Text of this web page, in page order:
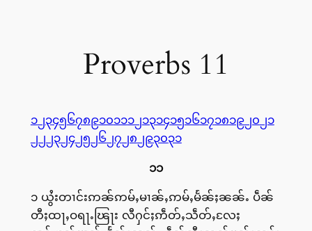
Proverbs 11
၁၂၃၄၅၆၇၈၉၁၀၁၁၁၂၁၃၁၄၁၅၁၆၁၇၁၈၁၉၂၀ ၂၁
၂၂ ၂၃၂၄၂၅ ၂၆၂၇ ၂၈ ၂၉၃၀၃၁
၁၁
၁ ယွႆးတၢင်းဢၼ်ဢမ်ႇမၢၼ်ႇဢမ်ႇမႅၼ်ႈၼၼ်ႉ ပဵၼ်
တီႈထႃႇဝရႃႉၽြႃး လီႁင်ႈဢဵတ်ႇသဵတ်ႇလႄႈ